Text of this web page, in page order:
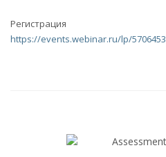
Регистрация
https://events.webinar.ru/lp/5706453